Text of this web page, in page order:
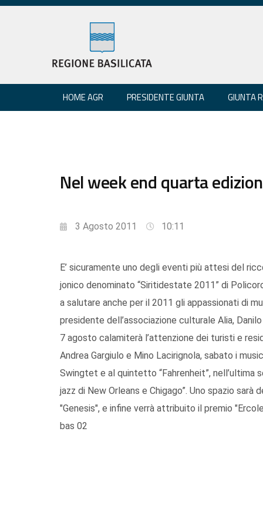
HOME AGR PRESIDENTE GIUNTA GIUNTA
Nel week end quarta
3 Agosto 2011 10:11
E’ sicuramente uno degli eventi più attesi del
jonico denominato “Siritidestate 2011” di
a salutare anche per il 2011 gli appassionati di
presidente dell’associazione culturale Alia,
7 agosto calamiterà l’attenzione dei turisti e
Andrea Gargiulo e Mino Lacirignola, sabato i
Swingtet e al quintetto “Fahrenheit”, nell’ultima
jazz di New Orleans e Chigago”. Uno spazio
"Genesis", e infine verrà attribuito il premio "Ercole
bas 02